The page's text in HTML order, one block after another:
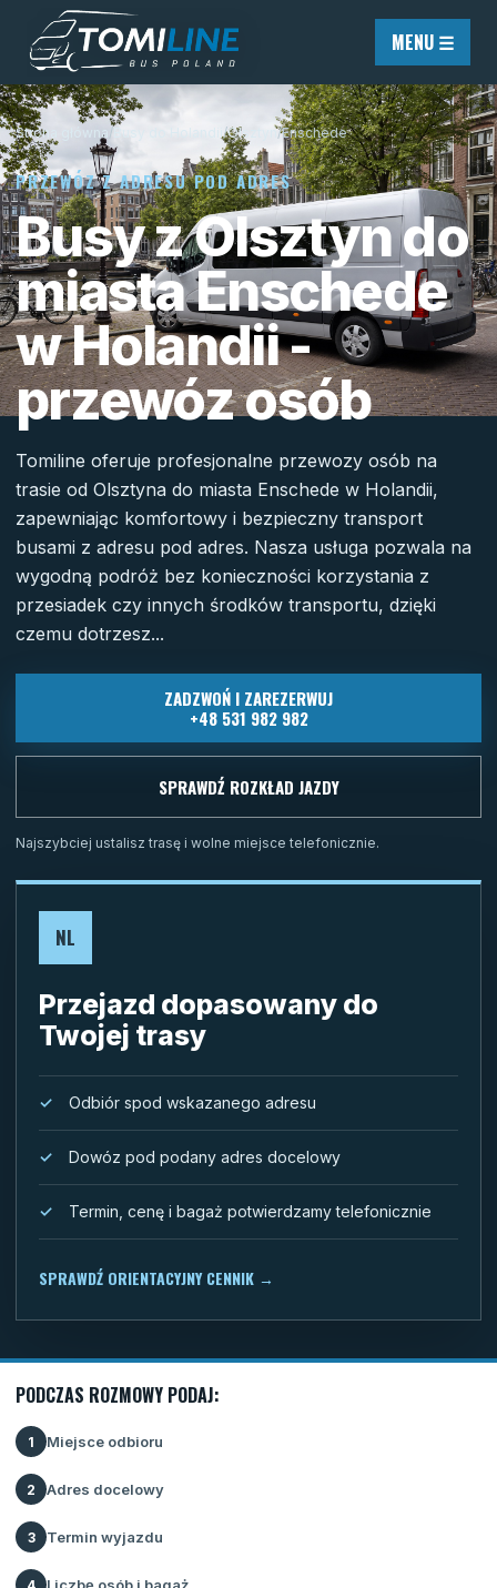
Przejdź do treści
MENU ☰
Strona główna / Busy do Holandii/Olsztyn/Enschede
PRZEWÓZ Z ADRESU POD ADRES
Busy z Olsztyn do
miasta Enschede
w Holandii -
przewóz osób
Tomiline oferuje profesjonalne przewozy osób na
trasie od Olsztyna do miasta Enschede w Holandii,
zapewniając komfortowy i bezpieczny transport
busami z adresu pod adres. Nasza usługa pozwala na
wygodną podróż bez konieczności korzystania z
przesiadek czy innych środków transportu, dzięki
czemu dotrzesz...
ZADZWOŃ I ZAREZERWUJ
+48 531 982 982
SPRAWDŹ ROZKŁAD JAZDY
Najszybciej ustalisz trasę i wolne miejsce telefonicznie.
NL
Przejazd dopasowany do
Twojej trasy
Odbiór spod wskazanego adresu
Dowóz pod podany adres docelowy
Termin, cenę i bagaż potwierdzamy telefonicznie
SPRAWDŹ ORIENTACYJNY CENNIK →
PODCZAS ROZMOWY PODAJ:
1 Miejsce odbioru
2 Adres docelowy
3 Termin wyjazdu
4 Liczbę osób i bagaż